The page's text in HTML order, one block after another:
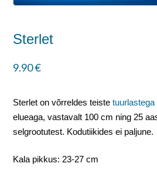
Sterlet
9.90€
Sterlet on võrreldes teiste tuurlastega
elueaga, vastavalt 100 cm ning 25
selgrootutest. Kodutiikides ei paljune.
Kala pikkus: 23-27 cm